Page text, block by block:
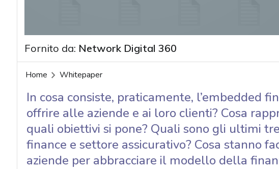
Fornito da: Network Digital 360
Home Whitepaper
In cosa consiste, praticamente, l’embedded
offrire alle aziende e ai loro clienti? Cosa
quali obiettivi si pone? Quali sono gli ultimi
finance e settore assicurativo? Cosa stanno
aziende per abbracciare il modello della